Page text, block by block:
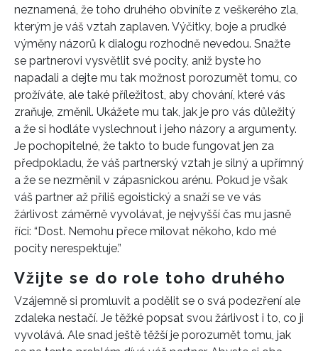
neznamená, že toho druhého obviníte z veškerého zla,
kterým je váš vztah zaplaven. Výčitky, boje a prudké
výměny názorů k dialogu rozhodně nevedou. Snažte
se partnerovi vysvětlit své pocity, aniž byste ho
napadali a dejte mu tak možnost porozumět tomu, co
prožíváte, ale také příležitost, aby chování, které vás
zraňuje, změnil. Ukážete mu tak, jak je pro vás důležitý
a že si hodláte vyslechnout i jeho názory a argumenty.
Je pochopitelné, že takto to bude fungovat jen za
předpokladu, že váš partnerský vztah je silný a upřímný
a že se nezměnil v zápasnickou arénu. Pokud je však
váš partner až příliš egoistický a snaží se ve vás
žárlivost záměrně vyvolávat, je nejvyšší čas mu jasně
říci: “Dost. Nemohu přece milovat někoho, kdo mé
pocity nerespektuje.”
Vžijte se do role toho druhého
Vzájemně si promluvit a podělit se o svá podezření ale
zdaleka nestačí. Je těžké popsat svou žárlivost i to, co ji
vyvolává. Ale snad ještě těžší je porozumět tomu, jak